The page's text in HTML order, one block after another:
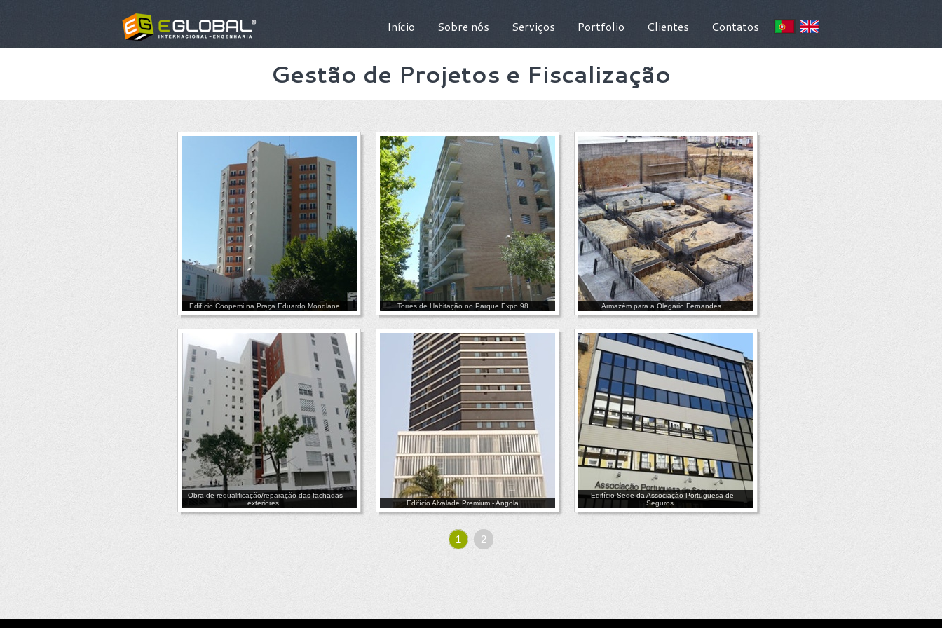
Início Sobre nós Serviços Portfolio Clientes Contatos
Gestão de Projetos e Fiscalização
Edifício Coopemi na Praça Eduardo Mondlane Torres de Habitação no Parque Expo 98 Armazém para a Olegário Fernandes
Obra de requalificação/reparação das fachadas
exteriores
Edifício Alvalade Premium - Angola
Edifício Sede da Associação Portuguesa de
Seguros
1 2